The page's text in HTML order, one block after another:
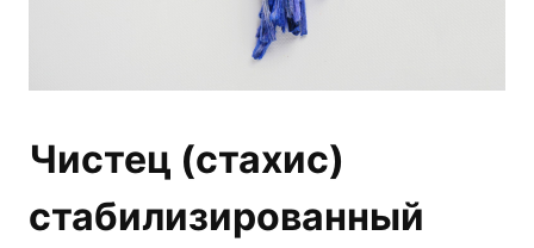
Чистец (стахис)
стабилизированный